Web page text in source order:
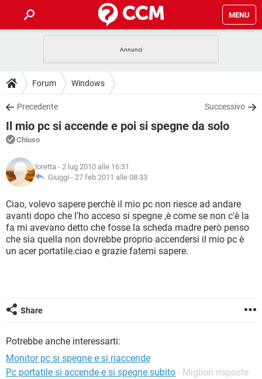
MENU
INTRATTENIMENTO
iOS
INSTAGRAM WHATSAPP
TIKTOK
HARDWARE
GUIDE
COVID-19
iOS
INSTAGRAM
TIKTOK FACEBOOK
DOWNLOAD
COVID-19 GAMING
INTRATTENIMENTO
iOS
INSTAGRAM
TIKTOK FACEBOOK
HARDWARE
FORUM
COVID-19
INTRATTENIMENTO ANDROID
INSTAGRAM WHATSAPP
TIKTOK FACEBOOK
HARDWARE
GLOSSARIO
COVID-19
INTRATTENIMENTO ANDROID
iOS WINDOWS 10
INSTAGRAM WHATSAPP
Forum Windows
Precedente Successivo
Il mio pc si accende e poi si spegne da solo
Chiuso
loretta - 2 lug 2010 alle 16:31
Giuggi - 27 feb 2011 alle 08:33
Ciao, volevo sapere perchè il mio pc non riesce ad andare
avanti dopo che l'ho acceso si spegne ,è come se non c'è la
fa mi avevano detto che fosse la scheda madre però penso
che sia quella non dovrebbe proprio accendersi il mio pc è
un acer portatile.ciao e grazie fatemi sapere.
Share
Potrebbe anche interessarti:
Monitor pc si spegne e si riaccende
Pc portatile si accende e si spegne subito - Migliori risposte